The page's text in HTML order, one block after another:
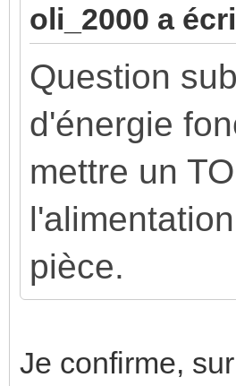
oli_2000 a
Question
d'énergie
mettre un
pièce.
Je confirme,